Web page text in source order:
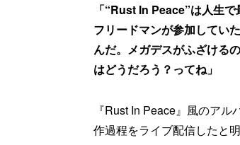
「“Rust In Peace”は人生
フリードマンが参加してい
んだ。メガデスがふざける
はどうだろう？ってね」
『Rust In Peace』風のア
作過程をライブ配信したと明